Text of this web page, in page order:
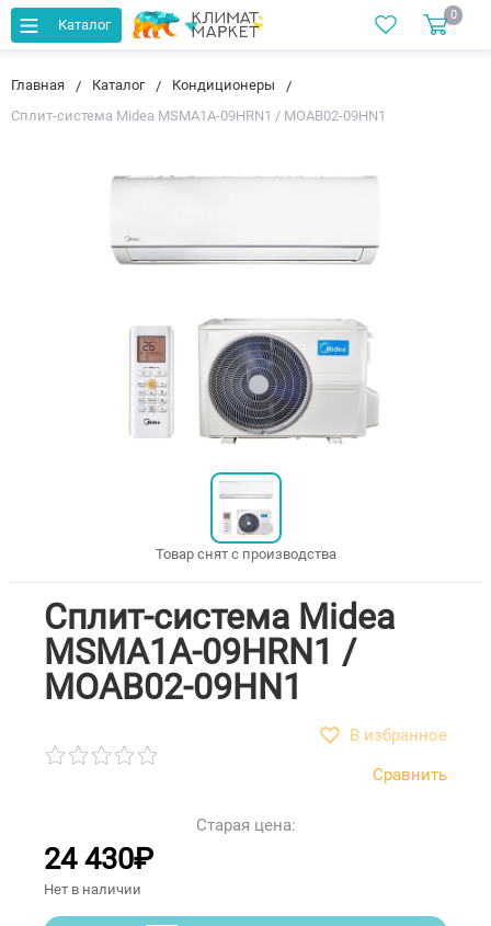
Каталог
0
Главная Каталог
Кондиционеры
Сплит-система Midea MSMA1A-09HRN1 / MOAB02-09HN1
Товар снят с производства
Сплит-система Midea
MSMA1A-09HRN1 /
MOAB02-09HN1
В избранное
Сравнить
Старая цена:
24 430₽
Нет в наличии